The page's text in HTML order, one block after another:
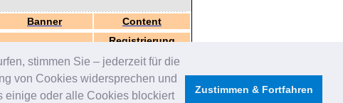
stimmen Sie – jederzeit für die
von Cookies widersprechen und
einige oder alle Cookies blockiert
Zustimmen & Fortfahren
Banner
Content
Registrierung